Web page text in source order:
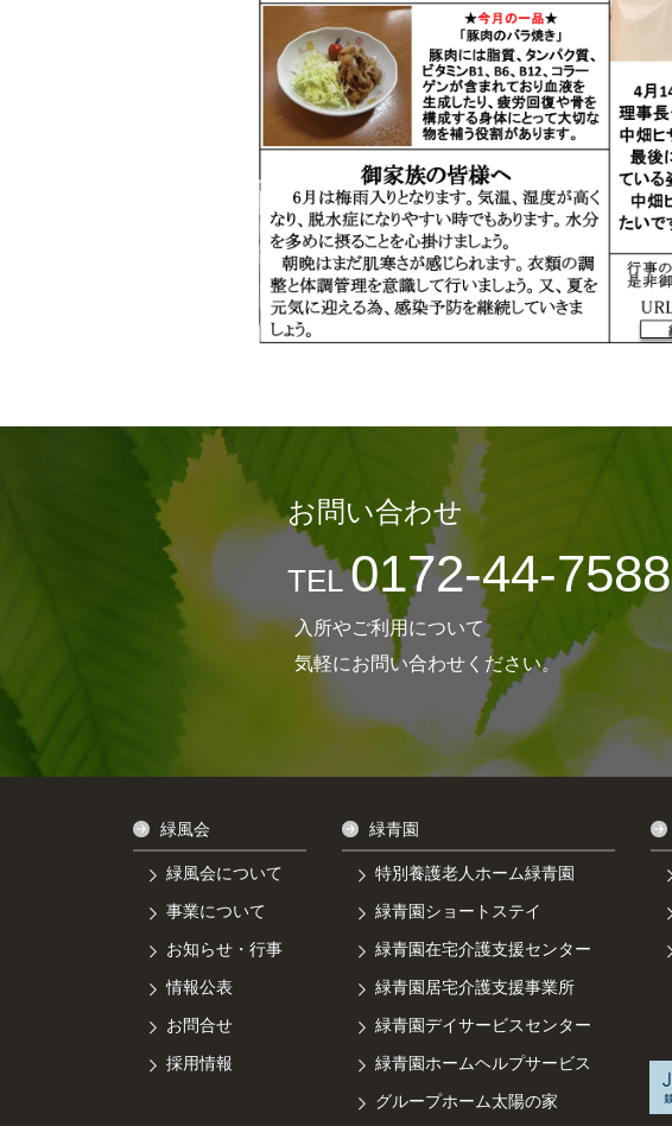
お問い合わせ
TEL0172-44-7588
入所やご利用について
気軽にお問い合わせください。
緑風会
緑風会について
事業について
お知らせ・行事
情報公表
お問合せ
採用情報
緑青園
特別養護老人ホーム緑青園
緑青園ショートステイ
緑青園在宅介護支援センター
緑青園居宅介護支援事業所
緑青園デイサービスセンター
緑青園ホームヘルプサービス
グループホーム太陽の家